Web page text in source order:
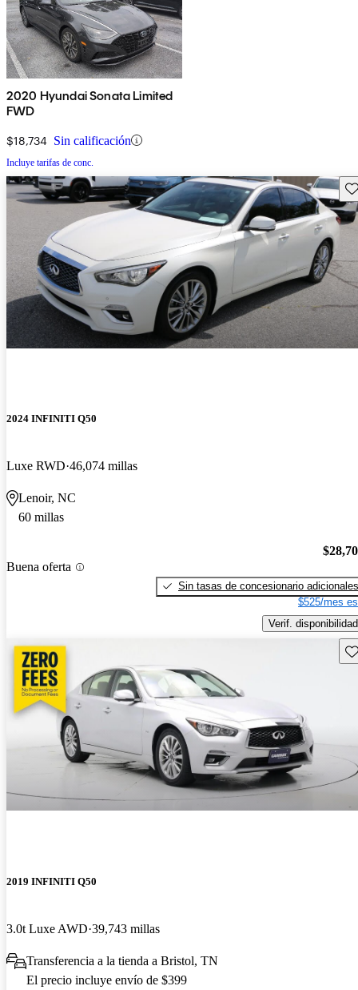
2020 Hyundai Sonata Limited
FWD
$18,734 Sin calificación
Incluye tarifas de conc.
2024 INFINITI Q50
Luxe RWD 46,074 millas
Lenoir, NC
60 millas
Buena oferta
Sin tasas de concesionario adicionales
$525/mes
Verif. disponibilidad
2019 INFINITI Q50
3.0t Luxe AWD 39,743 millas
Transferencia a la tienda a Bristol, TN
El precio incluye envío de $399